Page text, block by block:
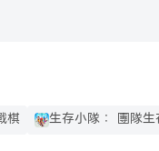
棋 生存小隊： 團隊